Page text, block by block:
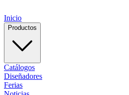
Inicio
Productos
Catálogos
Diseñadores
Ferias